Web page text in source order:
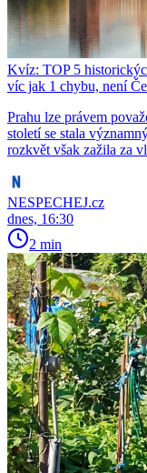
Kvíz: TOP 5
víc jak 1 chybu, není
Prahu lze právem
století se stala
rozkvět však zažila za
NESPECHEJ.cz
dnes, 16:30
2 min